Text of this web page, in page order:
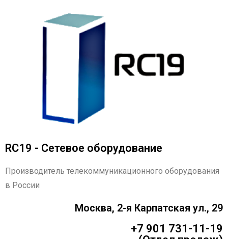
RC19 - Сетевое оборудование
Производитель телекоммуникационного оборудования
в России
Москва, 2-я Карпатская ул., 29
+7 901 731-11-19